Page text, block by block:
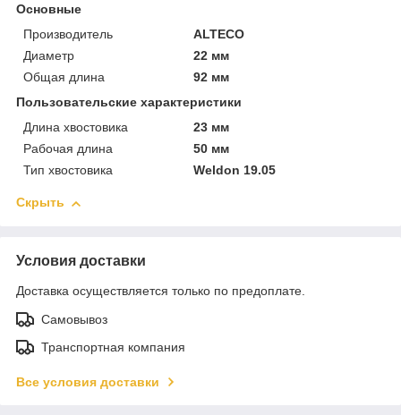
Основные
Производитель
ALTECO
Диаметр
22 мм
Общая длина
92 мм
Пользовательские характеристики
Длина хвостовика
23 мм
Рабочая длина
50 мм
Тип хвостовика
Weldon 19.05
Скрыть
Условия доставки
Доставка осуществляется только по предоплате.
Самовывоз
Транспортная компания
Все условия доставки